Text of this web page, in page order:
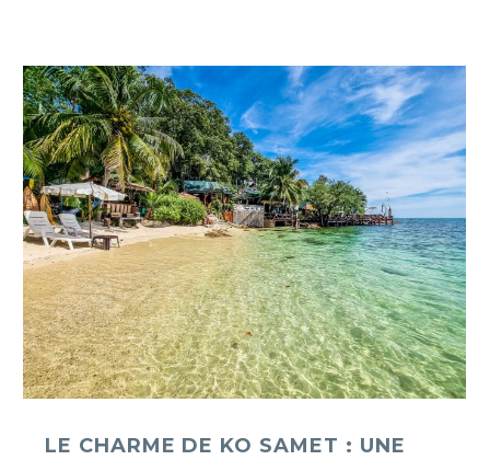
Le
charme
de
Ko
Samet
:
une
île
à
moins
de
3h
de
Bangkok
LE CHARME DE KO SAMET : UNE